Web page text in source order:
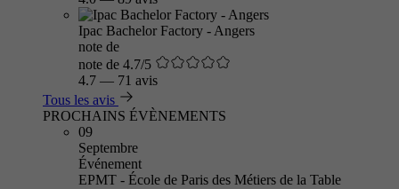
Ipac Bachelor Factory - Angers
note de
note de 4.7/5
4.7 — 71 avis
Tous les avis
PROCHAINS ÉVÈNEMENTS
09
Septembre
Événement
EPMT - École de Paris des Métiers de la Table